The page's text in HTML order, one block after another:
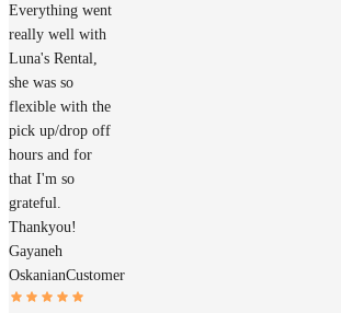
Everything went
really well with
Luna's Rental,
she was so
flexible with the
pick up/drop off
hours and for
that I'm so
grateful.
Thankyou!
Gayaneh
OskanianCustomer